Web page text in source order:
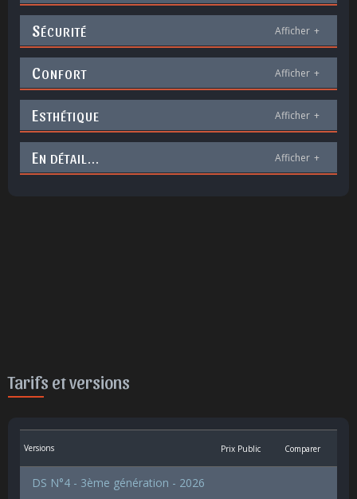
SÉCURITÉ Afficher +
CONFORT Afficher +
ESTHÉTIQUE Afficher +
EN DÉTAIL... Afficher +
Tarifs et versions
Versions Prix Public Comparer
DS N°4 - 3ème génération - 2026